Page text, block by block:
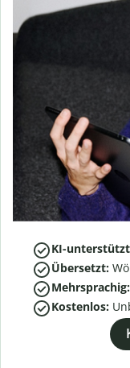
KI-
Übersetzt:
Mehrsprachig:
Kostenlos: